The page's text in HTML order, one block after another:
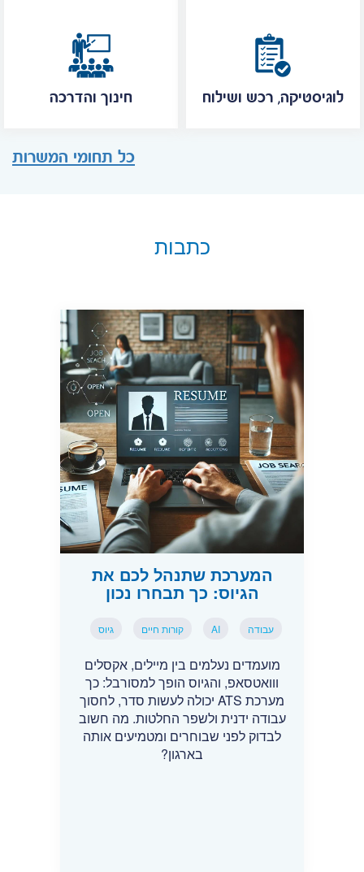
חינוך והדרכה לוגיסטיקה, רכש ושילוח
כל תחומי המשרות
כתבות
המערכת שתנהל לכם את
הגיוס: כך תבחרו נכון
עבודה AI קורות חיים גיוס
מועמדים נעלמים בין מיילים, אקסלים
ווואטסאפ, והגיוס הופך למסורבל: כך
מערכת ATS יכולה לעשות סדר, לחסוך
עבודה ידנית ולשפר החלטות. מה חשוב
לבדוק לפני שבוחרים ומטמיעים אותה
בארגון?